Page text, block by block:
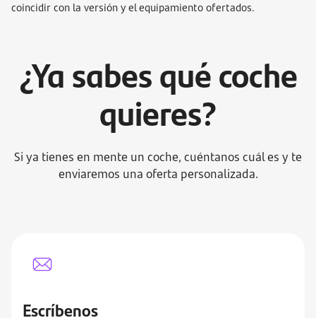
coincidir con la versión y el equipamiento ofertados.
¿Ya sabes qué coche
quieres?
Si ya tienes en mente un coche, cuéntanos cuál es y te
enviaremos una oferta personalizada.
Escríbenos